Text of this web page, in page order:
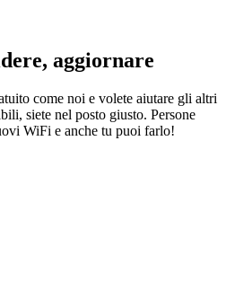
aggiornare
come noi e volete aiutare gli altri
siete nel posto giusto. Persone
WiFi e anche tu puoi farlo!